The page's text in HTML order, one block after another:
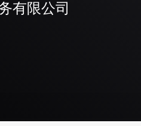
有限公司